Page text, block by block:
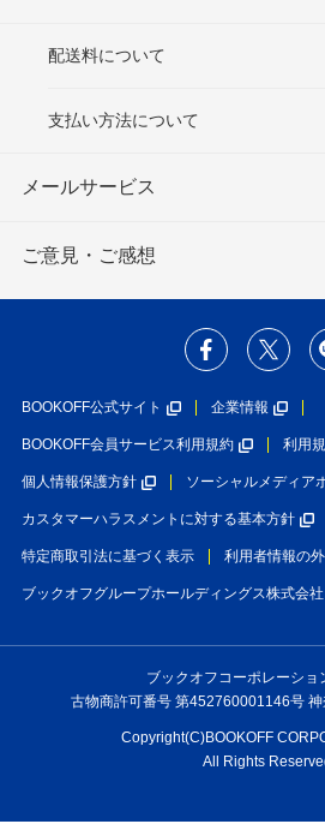
配送料について
支払い方法について
メールサービス
ご意見・ご感想
BOOKOFF公式サイト 企業情報
BOOKOFF会員サービス利用規約 利用
個人情報保護方針 ソーシャルメディア
カスタマーハラスメントに対する基本方針
特定商取引法に基づく表示 利用者情報の
ブックオフグループホールディングス株式会社
ブックオフコーポレーショ
古物商許可番号 第452760001146号
Copyright(C)BOOKOFF
All Rights